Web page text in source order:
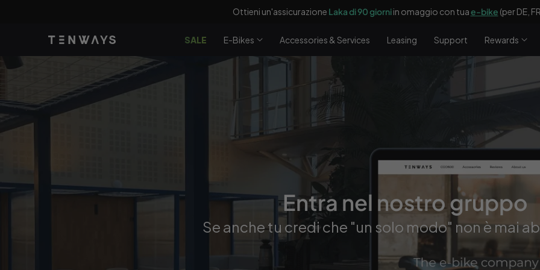
Ottieni un'assicurazione Laka di 90 giorniin omaggio con tuae-bike (per DE,
SALE E-Bikes Accessories & Services Leasing Support Rewards
Entra nel nostro gruppo
Se anche tu credi che "un solo modo" non è mai